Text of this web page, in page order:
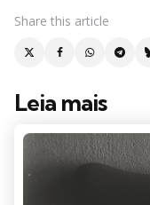
Share this article
Leia mais
Post
navigation